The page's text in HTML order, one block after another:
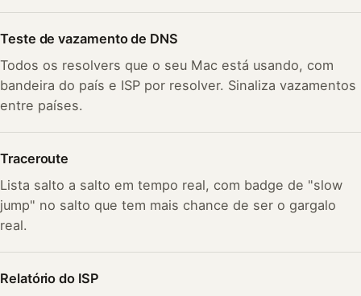
Teste de vazamento de DNS
Todos os resolvers que o seu Mac está usando, com
bandeira do país e ISP por resolver. Sinaliza vazamentos
entre países.
Traceroute
Lista salto a salto em tempo real, com badge de "slow
jump" no salto que tem mais chance de ser o gargalo
real.
Relatório do ISP